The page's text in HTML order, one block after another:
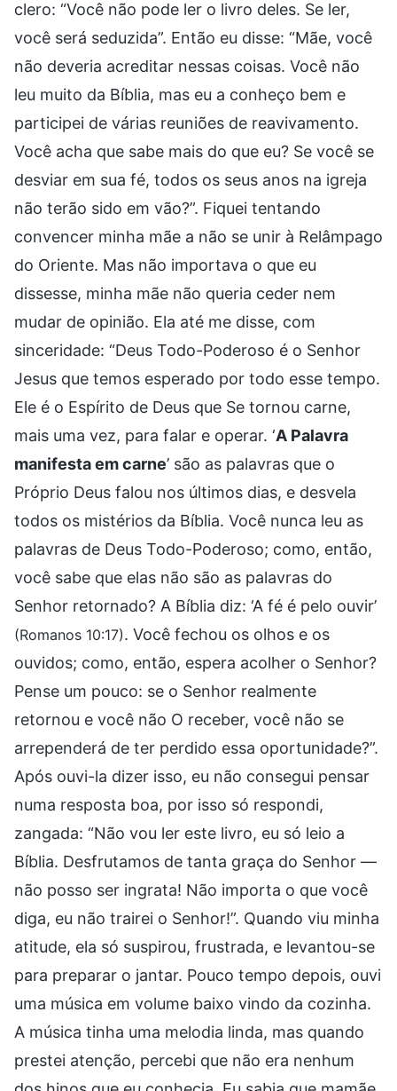
clero: “Você não pode ler o livro deles. Se ler,
você será seduzida”. Então eu disse: “Mãe, você
não deveria acreditar nessas coisas. Você não
leu muito da Bíblia, mas eu a conheço bem e
participei de várias reuniões de reavivamento.
Você acha que sabe mais do que eu? Se você se
desviar em sua fé, todos os seus anos na igreja
não terão sido em vão?”. Fiquei tentando
convencer minha mãe a não se unir à Relâmpago
do Oriente. Mas não importava o que eu
dissesse, minha mãe não queria ceder nem
mudar de opinião. Ela até me disse, com
sinceridade: “Deus Todo-Poderoso é o Senhor
Jesus que temos esperado por todo esse tempo.
Ele é o Espírito de Deus que Se tornou carne,
mais uma vez, para falar e operar. ‘A Palavra
manifesta em carne’ são as palavras que o
Próprio Deus falou nos últimos dias, e desvela
todos os mistérios da Bíblia. Você nunca leu as
palavras de Deus Todo-Poderoso; como, então,
você sabe que elas não são as palavras do
Senhor retornado? A Bíblia diz: ‘A fé é pelo ouvir’
(Romanos 10:17). Você fechou os olhos e os
ouvidos; como, então, espera acolher o Senhor?
Pense um pouco: se o Senhor realmente
retornou e você não O receber, você não se
arrependerá de ter perdido essa oportunidade?”.
Após ouvi-la dizer isso, eu não consegui pensar
numa resposta boa, por isso só respondi,
zangada: “Não vou ler este livro, eu só leio a
Bíblia. Desfrutamos de tanta graça do Senhor —
não posso ser ingrata! Não importa o que você
diga, eu não trairei o Senhor!”. Quando viu minha
atitude, ela só suspirou, frustrada, e levantou-se
para preparar o jantar. Pouco tempo depois, ouvi
uma música em volume baixo vindo da cozinha.
A música tinha uma melodia linda, mas quando
prestei atenção, percebi que não era nenhum